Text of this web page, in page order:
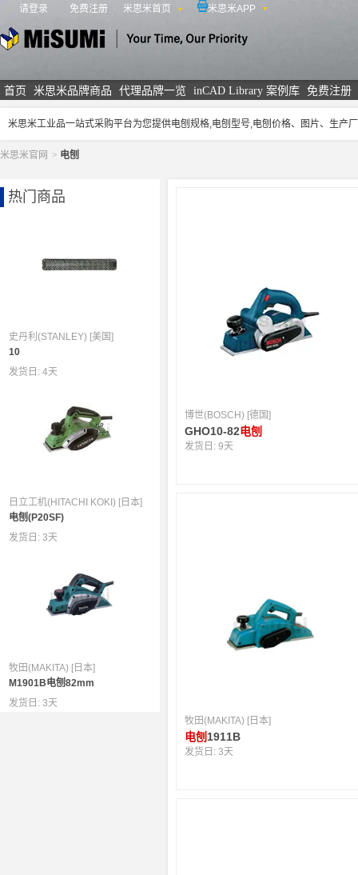
请登录 免费注册 米思米首页 米思米APP
首页 米思米品牌商品 代理品牌一览 inCAD Library 案例库 免费注册
米思米工业品一站式采购平台为您提供电刨规格,电刨型号,电刨价格、图片、生
米思米官网 > 电刨
热门商品
史丹利(STANLEY) [美国]
10
发货日: 4天
日立工机(HITACHI KOKI) [日本]
电刨(P20SF)
发货日: 3天
牧田(MAKITA) [日本]
M1901B电刨82mm
发货日: 3天
博世(BOSCH) [德国]
GHO10-82电刨
发货日:9天
牧田(MAKITA) [日本]
电刨 1911B
发货日:3天